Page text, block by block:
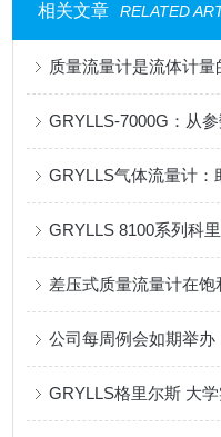
相关文章 RELATED
质量流量计是流体计量
GRYLLS气体流量计：
公司每周例会如期举办
GRYLLS格里尔斯 大